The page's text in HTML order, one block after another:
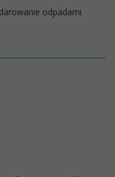
odpadami